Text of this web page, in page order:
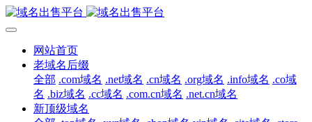
网站首页
老域名后缀
全部 .com域名 .net域名 .cn域名 .org域名 .info域名 .co域
名 .biz域名 .cc域名 .com.cn域名 .net.cn域名
新顶级域名